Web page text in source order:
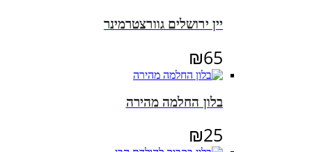
יין ירושלים גוורצטרמינר
₪65
בלון החלמה מהירה
₪25